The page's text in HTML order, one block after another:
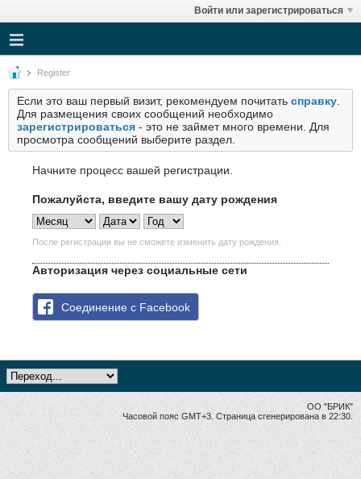
Войти или зарегистрироваться
Register
Если это ваш первый визит, рекомендуем почитать справку
Для размещения своих сообщений необходимо
зарегистрироваться - это не займет много времени. Для
просмотра сообщений выберите раздел.
Начните процесс вашей регистрации.
Пожалуйста, введите вашу дату рождения
После регистрации вы не сможете изменить дату рождения.
Авторизация через социальные сети
Соединение с Facebook
ОО "БРИК"
Часовой пояс GMT+3. Страница сгенерирована в 22:30.